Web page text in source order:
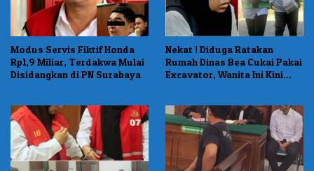
Modus Servis Fiktif Honda
Rp1,9 Miliar, Terdakwa Mulai
Disidangkan di PN Surabaya
Nekat ! Diduga Ratakan
Rumah Dinas Bea Cukai Pakai
Excavator, Wanita Ini Kini